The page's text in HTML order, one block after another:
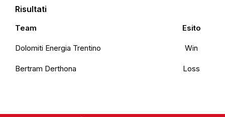
Risultati
Team Esito
Dolomiti Energia Trentino Win
Bertram Derthona Loss